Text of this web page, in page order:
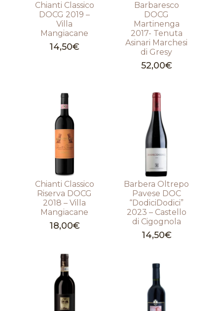
Chianti Classico
DOCG 2019 –
Villa
Mangiacane
14,50€
Barbaresco
DOCG
Martinenga
2017- Tenuta
Asinari Marchesi
di Gresy
52,00€
Chianti Classico
Riserva DOCG
2018 – Villa
Mangiacane
18,00€
Barbera Oltrepo
Pavese DOC
“DodiciDodici”
2023 – Castello
di Cigognola
14,50€